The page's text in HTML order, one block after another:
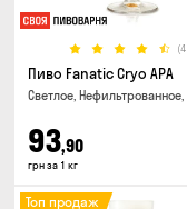
Пиво Fanatic Cryo APA
Светлое, Нефильтрованное,
93,90
грн за 1 кг
Топ продаж